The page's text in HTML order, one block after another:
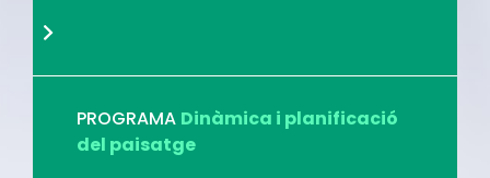
PROGRAMA Dinàmica i planificació
del paisatge